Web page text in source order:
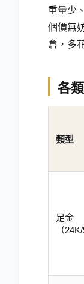
重量少
個價無
倉，多
各
類型
足金
（